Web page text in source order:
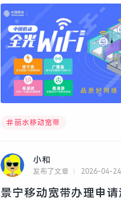
丽水移动宽带
小和
发布了文章 2026-04-24
景宁移动宽带办理申